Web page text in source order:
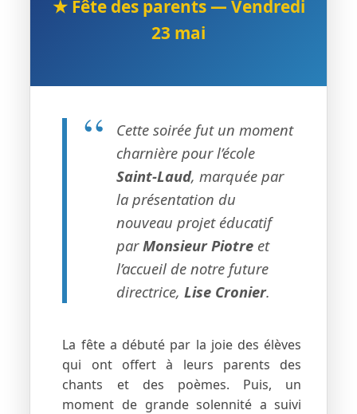
★ Fête des parents — Vendredi
23 mai
“
Cette soirée fut un moment
charnière pour l’école
Saint-Laud, marquée par
la présentation du
nouveau projet éducatif
parMonsieur Piotre et
l’accueil de notre future
directrice,Lise Cronier.
La fête a débuté par la joie des élèves
qui ont offert à leurs parents des
chants et des poèmes. Puis, un
moment de grande solennité a suivi